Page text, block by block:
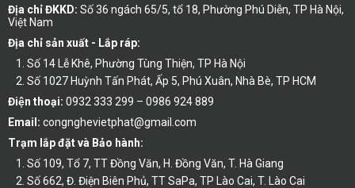
Địa chỉ ĐKKD: Số 36 ngách 65/5, tổ 18, Phường Phú Diễn, TP Hà Nội,
Việt Nam
Địa chỉ sản xuất - Lắp ráp:
Số 14 Lễ Khê, Phường Tùng Thiện, TP Hà Nội
Số 1027 Huỳnh Tấn Phát, Ấp 5, Phú Xuân, Nhà Bè, TP HCM
Điện thoại: 0932 333 299 – 0986 924 889
Email: congnghevietphat@gmail.com
Trạm lắp đặt và Bảo hành:
Số 109, Tổ 7, TT Đồng Văn, H. Đồng Văn, T. Hà Giang
Số 662, Đ. Điện Biên Phủ, TT SaPa, TP Lào Cai, T. Lào Cai